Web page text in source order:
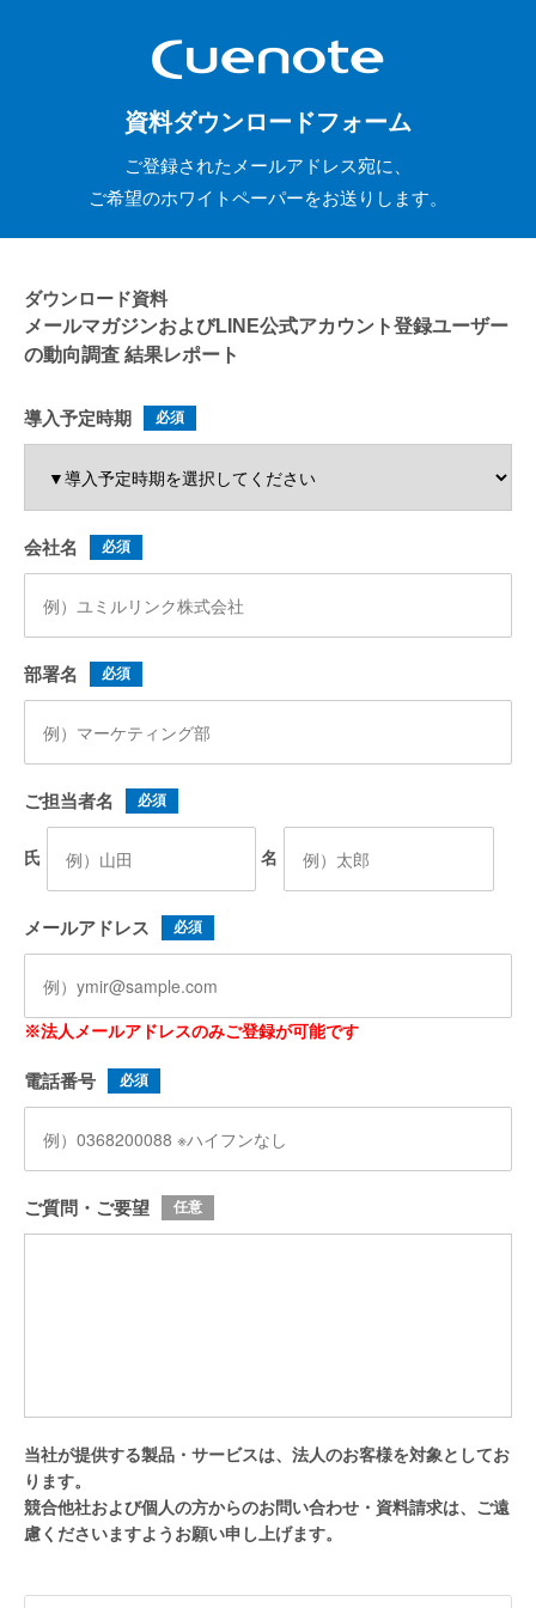
資料ダウンロードフォーム
ご登録されたメールアドレス宛に、
ご希望のホワイトペーパーをお送りします。
ダウンロード資料
メールマガジンおよびLINE公式アカウント登録ユーザー
の動向調査 結果レポート
導入予定時期 必須
会社名 必須
部署名 必須
ご担当者名 必須
氏 名
メールアドレス 必須
※法人メールアドレスのみご登録が可能です
電話番号 必須
ご質問・ご要望 任意
当社が提供する製品・サービスは、法人のお客様を対象としてお
ります。
競合他社および個人の方からのお問い合わせ・資料請求は、ご遠
慮くださいますようお願い申し上げます。